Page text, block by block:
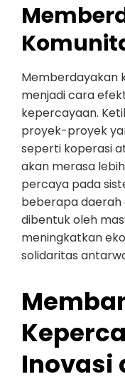
Memberdayakan
menjadi cara
kepercayaan.
proyek-proyek
seperti koperasi
akan merasa
percaya pada
beberapa daerah
dibentuk oleh
meningkatkan
solidaritas
Inovasi